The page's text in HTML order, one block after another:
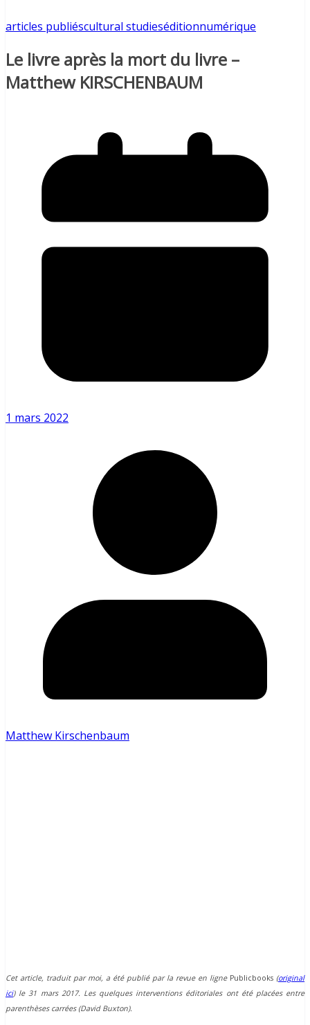
articles publiéscultural studieséditionnumérique
Le livre après la mort du livre –
Matthew KIRSCHENBAUM
1 mars 2022
Matthew Kirschenbaum
Cet article, traduit par moi, a été publié par la revue en ligne Publicbooks (original
ici) le 31 mars 2017. Les quelques interventions éditoriales ont été placées entre
parenthèses carrées (David Buxton).